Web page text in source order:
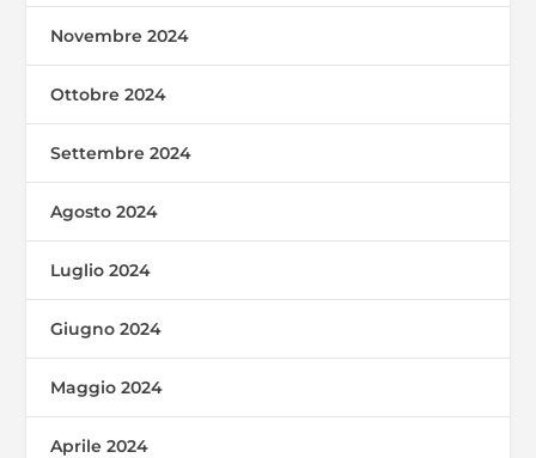
Novembre 2024
Ottobre 2024
Settembre 2024
Agosto 2024
Luglio 2024
Giugno 2024
Maggio 2024
Aprile 2024